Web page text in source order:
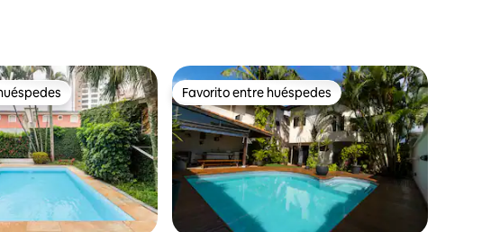
Favorito entre huéspedes
Favorito entre huéspedes